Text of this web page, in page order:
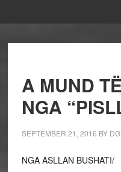
A MUND
NGA
SEPTEMBER 21, 2016 BY
NGA ASLLAN BUSHATI/